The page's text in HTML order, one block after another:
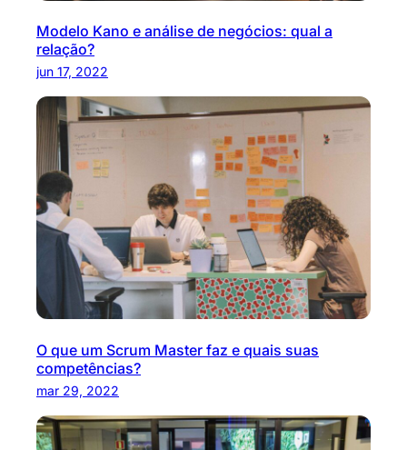
Modelo Kano e análise de negócios: qual a
relação?
jun 17, 2022
O que um Scrum Master faz e quais suas
competências?
mar 29, 2022